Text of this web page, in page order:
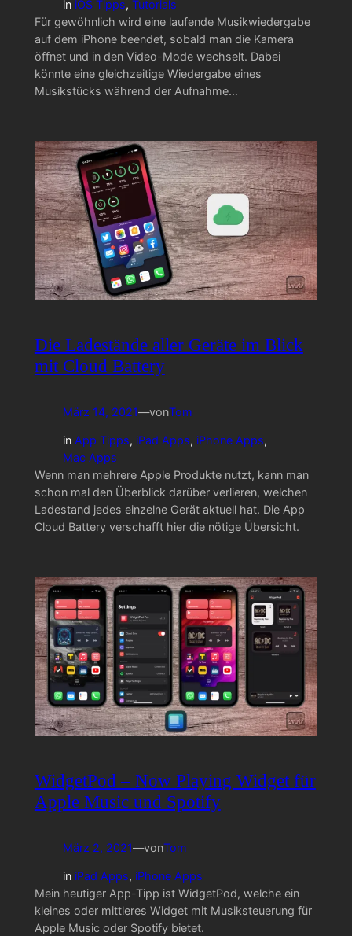
in iOS Tipps, Tutorials
Für gewöhnlich wird eine laufende Musikwiedergabe
auf dem iPhone beendet, sobald man die Kamera
öffnet und in den Video-Mode wechselt. Dabei
könnte eine gleichzeitige Wiedergabe eines
Musikstücks während der Aufnahme…
Die Ladestände aller Geräte im Blick
mit Cloud Battery
März 14, 2021—vonTom
in App Tipps, iPad Apps, iPhone Apps
Mac Apps
Wenn man mehrere Apple Produkte nutzt, kann man
schon mal den Überblick darüber verlieren, welchen
Ladestand jedes einzelne Gerät aktuell hat. Die App
Cloud Battery verschafft hier die nötige Übersicht.
WidgetPod – Now Playing Widget für
Apple Music und Spotify
März 2, 2021—vonTom
in iPad Apps, iPhone Apps
Mein heutiger App-Tipp ist WidgetPod, welche ein
kleines oder mittleres Widget mit Musiksteuerung für
Apple Music oder Spotify bietet.